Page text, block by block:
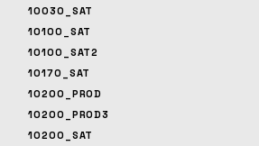
10030_SAT
10100_SAT
10100_SAT2
10170_SAT
10200_PROD
10200_PROD3
10200_SAT